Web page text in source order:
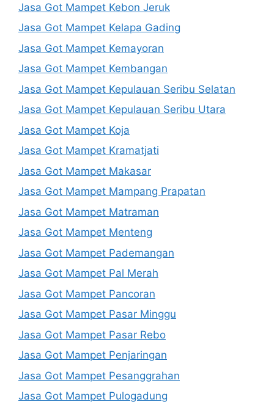
Jasa Got Mampet Kebon Jeruk
Jasa Got Mampet Kelapa Gading
Jasa Got Mampet Kemayoran
Jasa Got Mampet Kembangan
Jasa Got Mampet Kepulauan Seribu Selatan
Jasa Got Mampet Kepulauan Seribu Utara
Jasa Got Mampet Koja
Jasa Got Mampet Kramatjati
Jasa Got Mampet Makasar
Jasa Got Mampet Mampang Prapatan
Jasa Got Mampet Matraman
Jasa Got Mampet Menteng
Jasa Got Mampet Pademangan
Jasa Got Mampet Pal Merah
Jasa Got Mampet Pancoran
Jasa Got Mampet Pasar Minggu
Jasa Got Mampet Pasar Rebo
Jasa Got Mampet Penjaringan
Jasa Got Mampet Pesanggrahan
Jasa Got Mampet Pulogadung